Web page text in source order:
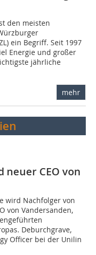
den meisten
ein Begriff. Seit 1997
Energie und großer
jährliche
mehr
neuer CEO von
wird Nachfolger von
von Vandersanden,
Deburchgrave,
Officer bei der Unilin